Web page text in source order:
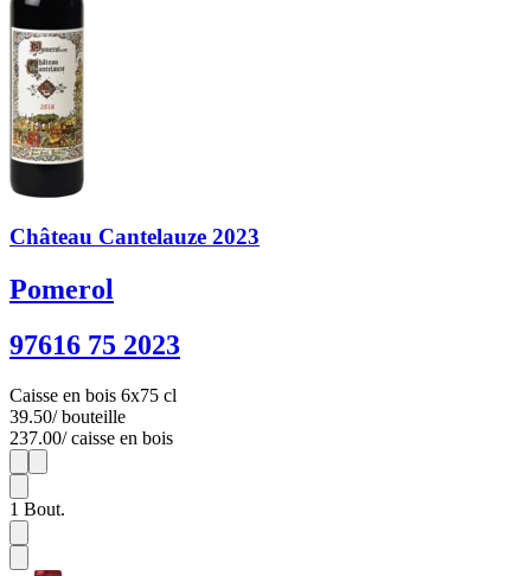
Château Cantelauze 2023
Pomerol
97616 75 2023
Caisse en bois 6x75 cl
39.50/ bouteille
237.00/ caisse en bois
1
1 Bout.